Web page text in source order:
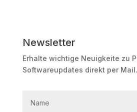
Newsletter
Erhalte wichtige Neuigkeite zu
Softwareupdates direkt per Mail.